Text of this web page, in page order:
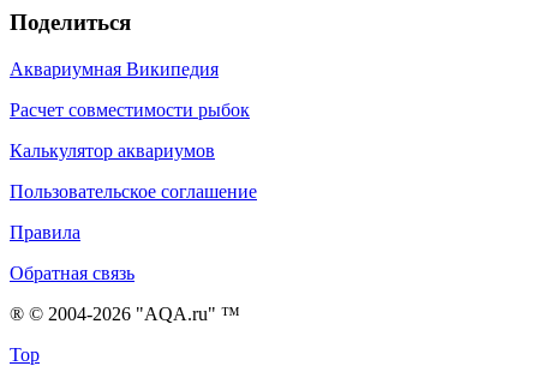
Поделиться
Аквариумная Википедия
Расчет совместимости рыбок
Калькулятор аквариумов
Пользовательское соглашение
Правила
Обратная связь
® © 2004-2026 "AQA.ru" ™
Top